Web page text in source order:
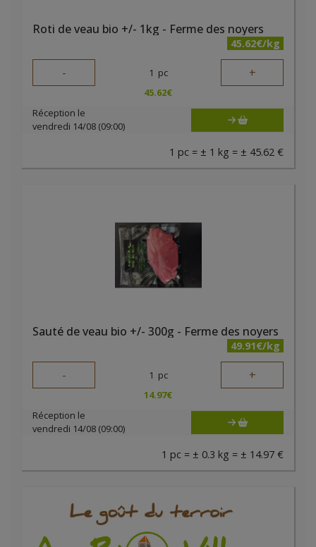
Roti de veau bio +/- 1kg - Ferme des noyers
45.62€/kg
- 1 pc +
45.62€
Réception le
vendredi 14/08 (09:00)
1 pc = ± 1 kg = ± 45.62 €
Sauté de veau bio +/- 300g - Ferme des noyers
49.91€/kg
- 1 pc +
14.97€
Réception le
vendredi 14/08 (09:00)
1 pc = ± 0.3 kg = ± 14.97 €